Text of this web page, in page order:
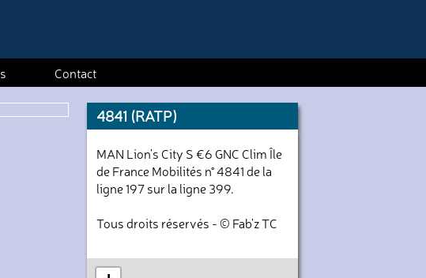
Contact
4841 (RATP)
MAN Lion's City S €6 GNC Clim Île
de France Mobilités n° 4841 de la
ligne 197 sur la ligne 399.
Tous droits réservés - © Fab'z TC